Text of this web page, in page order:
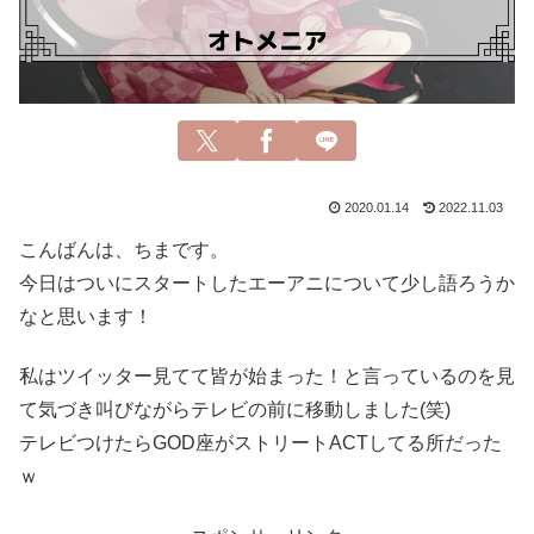
2020.01.14 2022.11.03
こんばんは、ちまです。
今日はついにスタートしたエーアニについて少し語ろうか
なと思います！
私はツイッター見てて皆が始まった！と言っているのを見
て気づき叫びながらテレビの前に移動しました(笑)
テレビつけたらGOD座がストリートACTしてる所だった
ｗ